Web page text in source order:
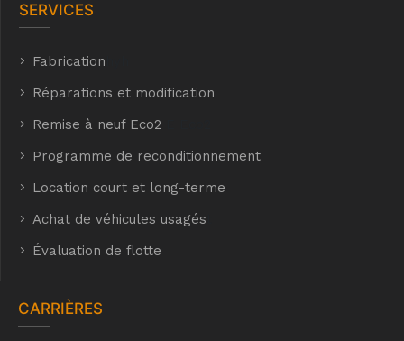
SERVICES
Fabrication
Réparations et modification
Remise à neuf Eco2
Programme de reconditionnement
Location court et long-terme
Achat de véhicules usagés
Évaluation de flotte
CARRIÈRES